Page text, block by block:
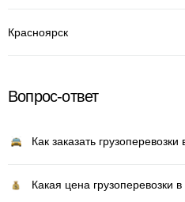
Красноярск
Вопрос-ответ
Как заказать
Какая цена грузоперевозки